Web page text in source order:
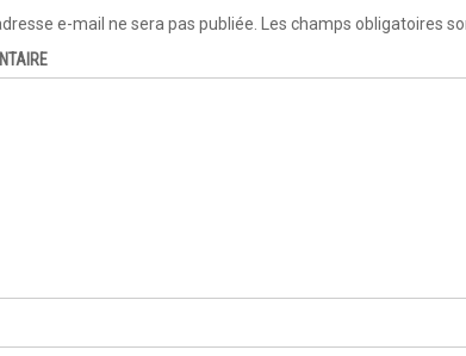
e-mail ne sera pas publiée. Les champs obligatoires